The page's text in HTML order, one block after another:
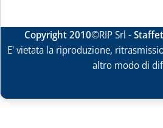
Copyright 2010©RIP Srl -
E' vietata la riproduzione,
altro modo di